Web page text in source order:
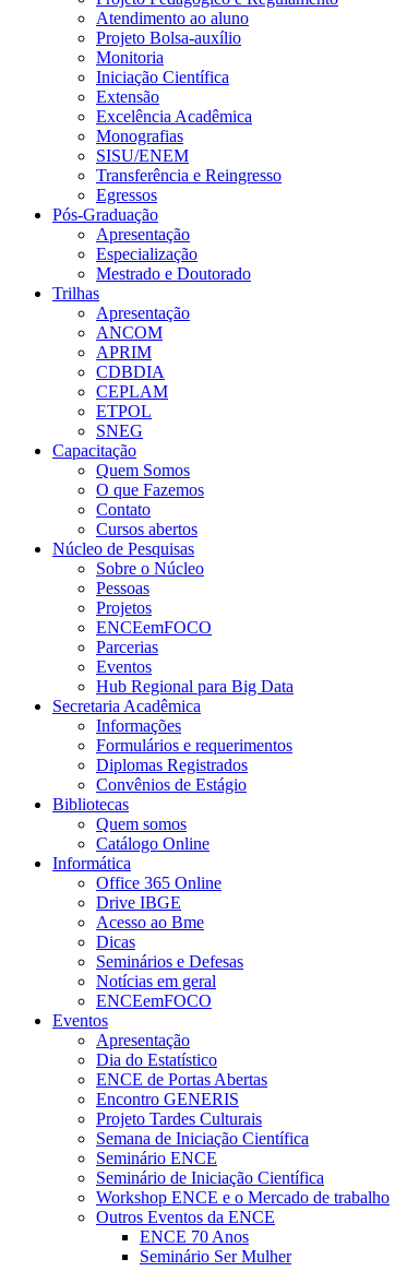
Atendimento ao aluno
Projeto Bolsa-auxílio
Monitoria
Iniciação Científica
Extensão
Excelência Acadêmica
Monografias
SISU/ENEM
Transferência e Reingresso
Egressos
Pós-Graduação
Apresentação
Especialização
Mestrado e Doutorado
Trilhas
Apresentação
ANCOM
APRIM
CDBDIA
CEPLAM
ETPOL
SNEG
Capacitação
Quem Somos
O que Fazemos
Contato
Cursos abertos
Núcleo de Pesquisas
Sobre o Núcleo
Pessoas
Projetos
ENCEemFOCO
Parcerias
Eventos
Hub Regional para Big Data
Secretaria Acadêmica
Informações
Formulários e requerimentos
Diplomas Registrados
Convênios de Estágio
Bibliotecas
Quem somos
Catálogo Online
Informática
Office 365 Online
Drive IBGE
Acesso ao Bme
Dicas
Seminários e Defesas
Notícias em geral
ENCEemFOCO
Eventos
Apresentação
Dia do Estatístico
ENCE de Portas Abertas
Encontro GENERIS
Projeto Tardes Culturais
Semana de Iniciação Científica
Seminário ENCE
Seminário de Iniciação Científica
Workshop ENCE e o Mercado de trabalho
Outros Eventos da ENCE
ENCE 70 Anos
Seminário Ser Mulher